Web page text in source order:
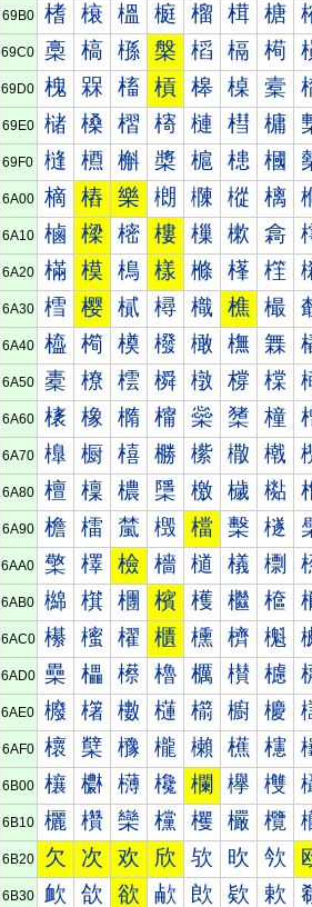
69B0 榰 榱 榲 榳 榴 榵 榶
69C0 槀 槁 槂 槃 槄 槅 槆
69D0 槐 槑 槒 槓 槔 槕 槖
69E0 槠 槡 槢 槣 槤 槥 槦
69F0 槰 槱 槲 槳 槴 槵 槶
6A00 樀 樁 樂 樃 樄 樅 樆
6A10 樐 樑 樒 樓 樔 樕 樖
6A20 樠 模 樢 樣 樤 樥 樦
6A30 樰 樱 樲 樳 樴 樵 樶
6A40 橀 橁 橂 橃 橄 橅 橆
6A50 橐 橑 橒 橓 橔 橕 橖
6A60 橠 橡 橢 橣 橤 橥 橦
6A70 橰 橱 橲 橳 橴 橵 橶
6A80 檀 檁 檂 檃 檄 檅 檆
6A90 檐 檑 檒 檓 檔 檕 檖
6AA0 檠 檡 檢 檣 檤 檥 檦
6AB0 檰 檱 檲 檳 檴 檵 檶
6AC0 櫀 櫁 櫂 櫃 櫄 櫅 櫆
6AD0 櫐 櫑 櫒 櫓 櫔 櫕 櫖
6AE0 櫠 櫡 櫢 櫣 櫤 櫥 櫦
6AF0 櫰 櫱 櫲 櫳 櫴 櫵 櫶
6B00 欀 欁 欂 欃 欄 欅 欆
6B10 欐 欑 欒 欓 欔 欕 欖
6B20 欠 次 欢 欣 欤 欥 欦
6B30 欰 欱 欲 欳 欴 欵 欶